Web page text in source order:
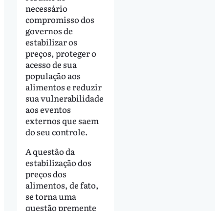
necessário
compromisso dos
governos de
estabilizar os
preços, proteger o
acesso de sua
população aos
alimentos e reduzir
sua vulnerabilidade
aos eventos
externos que saem
do seu controle.
A questão da
estabilização dos
preços dos
alimentos, de fato,
se torna uma
questão premente